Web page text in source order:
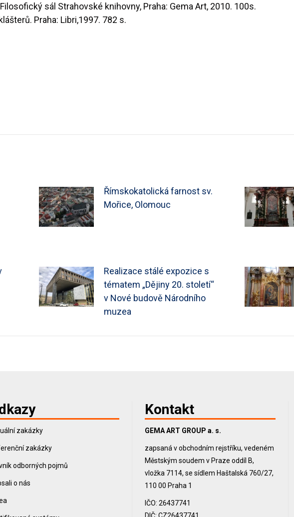
sál Strahovské knihovny, Praha: Gema Art, 2010. 100s.
Praha: Libri,1997. 782 s.
Římskokatolická farnost sv.
Mořice, Olomouc
Realizace stálé expozice s
tématem „Dějiny 20. století“
v Nové budově Národního
muzea
zakázky
zakázky
odborných pojmů
o nás
Kontakt
GEMA ART GROUP a. s.
zapsaná v obchodním rejstříku, vedeném
Městským soudem v Praze oddíl B,
vložka 7114, se sídlem Haštalská 760/27,
110 00 Praha 1
IČO: 26437741